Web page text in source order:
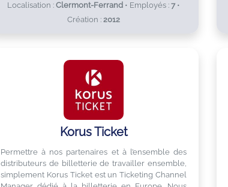
Localisation : Clermont-Ferrand • Employés : 7 •
Création : 2012
Korus Ticket
Permettre à nos partenaires et à l’ensemble des
distributeurs de billetterie de travailler ensemble,
simplement Korus Ticket est un Ticketing Channel